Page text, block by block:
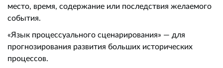
место, время, содержание или последствия желаемого
события.
«Язык процессуального сценарирования» — для
прогнозирования развития больших исторических
процессов.